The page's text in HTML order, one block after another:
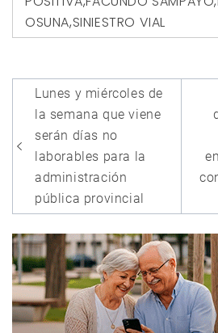
OSUNA,SINIESTRO VIAL
Navegación
de
entradas
Lunes y miércoles de
la semana que viene
serán días no
laborables para la
administración
pública provincial